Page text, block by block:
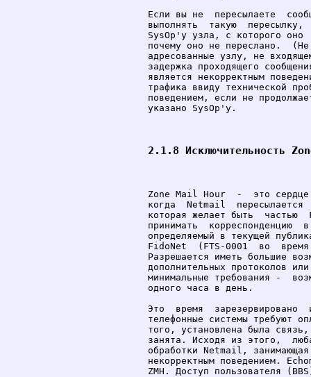
Если вы не  пересылаете
выполнять  такую  пересылку,
SysOp'у узлa, с которого
почему оно не переслано.
адресованные узлу, не
задержка проходящего
является некорректным
трафика ввиду технической
поведением, если не
указано SysOp'у.
2.1.8 Исключительность
Zone Mail Hour  -  это
когда  Netmail
которая желает быть  частью
принимать  корреспонденцию
определяемый в текущей
FidoNet  (FTS-0001  во
Разрешается иметь большие
дополнительных протоколов
минимальные требования -
одного часа в день.
Это  время  зарезервировано
телефонные системы требуют
того, установлена была
занята. Исходя из этого,
обработки Netmail,
некорректным поведением.
ZMH. Доступ пользователя